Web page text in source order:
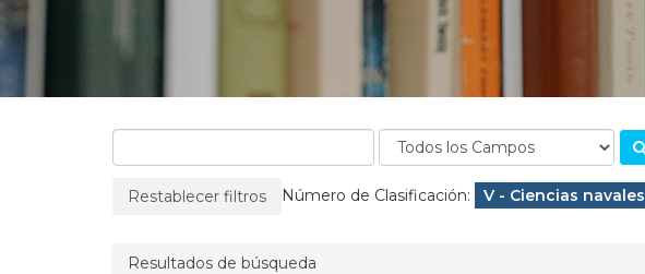
La página se recargará cuando se elimine un filtro.
Restablecer filtros Filtros aplicados:
Número de Clasificación: Eliminar filtro
V - Ciencias navales
Resultados de búsqueda